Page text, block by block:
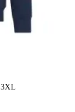
3XL